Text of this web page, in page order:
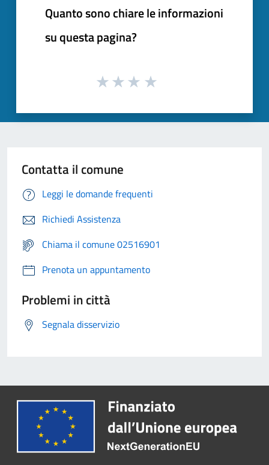
Quanto sono chiare le informazioni
su questa pagina?
Contatta il comune
Leggi le domande frequenti
Richiedi Assistenza
Chiama il comune 02516901
Prenota un appuntamento
Problemi in città
Segnala disservizio